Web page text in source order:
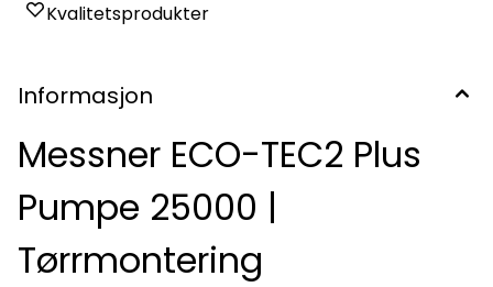
Kvalitetsprodukter
Informasjon
Messner ECO-TEC2 Plus
Pumpe 25000 |
Tørrmontering